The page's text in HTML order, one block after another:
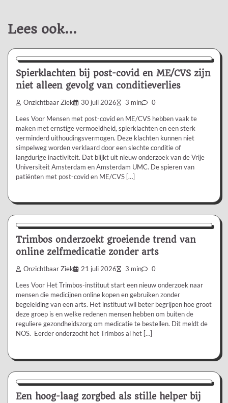
Lees ook...
Nieuws/Informatie
Spierklachten bij post-covid en ME/CVS zijn
niet alleen gevolg van conditieverlies
Onzichtbaar Ziek 30 juli 2026 3 min 0
Lees Voor Mensen met post-covid en ME/CVS hebben vaak te
maken met ernstige vermoeidheid, spierklachten en een sterk
verminderd uithoudingsvermogen. Deze klachten kunnen niet
simpelweg worden verklaard door een slechte conditie of
langdurige inactiviteit. Dat blijkt uit nieuw onderzoek van de Vrije
Universiteit Amsterdam en Amsterdam UMC. De spieren van
patiënten met post-covid en ME/CVS […]
Nieuws/Informatie
Trimbos onderzoekt groeiende trend van
online zelfmedicatie zonder arts
Onzichtbaar Ziek 21 juli 2026 3 min 0
Lees Voor Het Trimbos-instituut start een nieuw onderzoek naar
mensen die medicijnen online kopen en gebruiken zonder
begeleiding van een arts. Het instituut wil beter begrijpen hoe groot
deze groep is en welke redenen mensen hebben om buiten de
reguliere gezondheidszorg om medicatie te bestellen. Dit meldt de
NOS. Eerder onderzocht het Trimbos al het […]
Aanbevolen
Een hoog-laag zorgbed als stille helper bij